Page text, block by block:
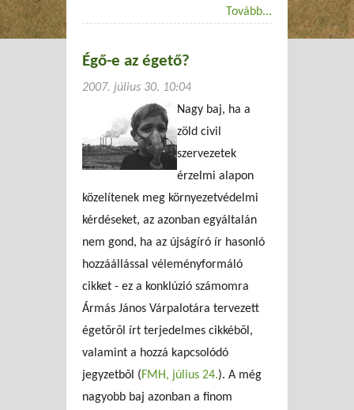
Tovább...
Égő-e az égető?
2007. július 30. 10:04
Nagy baj, ha a
zöld civil
szervezetek
érzelmi alapon
közelítenek meg környezetvédelmi
kérdéseket, az azonban egyáltalán
nem gond, ha az újságíró ír hasonló
hozzáállással véleményformáló
cikket - ez a konklúzió számomra
Ármás János Várpalotára tervezett
égetõrõl írt terjedelmes cikkébõl,
valamint a hozzá kapcsolódó
jegyzetbõl (FMH, július 24.). A még
nagyobb baj azonban a finom